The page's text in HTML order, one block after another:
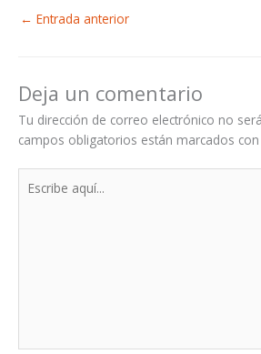
← Entrada anterior
Deja un comentario
Tu dirección de correo electrónico no
campos obligatorios están marcados con
aquí...